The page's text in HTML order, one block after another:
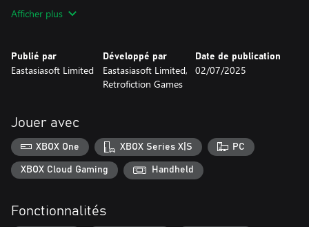
Afficher plus
Publié par
Eastasiasoft Limited
Développé par
Eastasiasoft Limited,
Retrofiction Games
Date de publication
02/07/2025
Jouer avec
XBOX One XBOX Series X|S PC
XBOX Cloud Gaming Handheld
Fonctionnalités